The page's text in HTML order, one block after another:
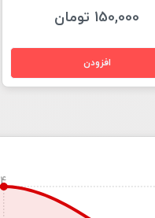
150,000 تومان
4